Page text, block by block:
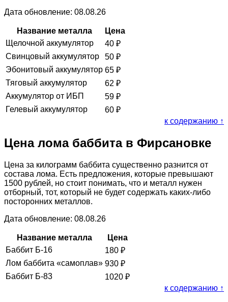
Дата обновление: 08.08.26
Название металла
Цена
Щелочной аккумулятор
40 ₽
Свинцовый аккумулятор
50 ₽
Эбонитовый аккумулятор 65 ₽
Тяговый аккумулятор
62 ₽
Аккумулятор от ИБП
59 ₽
Гелевый аккумулятор
60 ₽
к содержанию ↑
Цена лома баббита в Фирсановке
Цена за килограмм баббита существенно разнится от
состава лома. Есть предложения, которые превышают
1500 рублей, но стоит понимать, что и металл нужен
отборный, тот, который не будет содержать каких-либо
посторонних металлов.
Дата обновление: 08.08.26
Название металла
Цена
Баббит Б-16
180 ₽
Лом баббита «самоплав» 930 ₽
Баббит Б-83
1020 ₽
к содержанию ↑